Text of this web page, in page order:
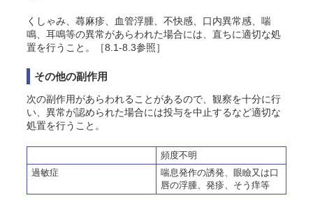
くしゃみ、蕁麻疹、血管浮腫、不快感、口内異常感、喘
鳴、耳鳴等の異常があらわれた場合には、直ちに適切な処
置を行うこと。［8.1-8.3参照］
その他の副作用
次の副作用があらわれることがあるので、観察を十分に行
い、異常が認められた場合には投与を中止するなど適切な
処置を行うこと。
頻度不明
過敏症
喘息発作の誘発、眼瞼又は口
唇の浮腫、発疹、そう痒等